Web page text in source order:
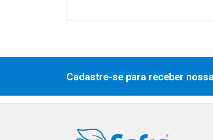
Cadastre-se para receber